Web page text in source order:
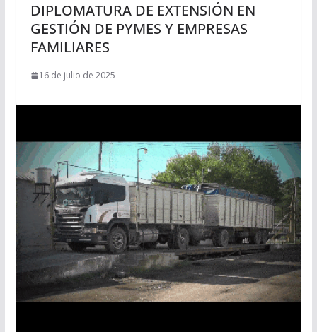
DIPLOMATURA DE EXTENSIÓN EN
GESTIÓN DE PYMES Y EMPRESAS
FAMILIARES
16 de julio de 2025